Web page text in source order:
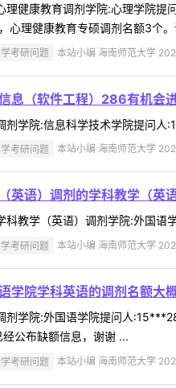
理健康教育调剂学院:心理学院
心理健康教育专硕调剂名额3个
考研问题 本站小编 海南师范大学
息（软件工程）286有机会
剂学院:信息科学技术学院提问
考研问题 本站小编 海南师范大学
英语）调剂的学科教学（英
科教学（英语）调剂学院:外国
考研问题 本站小编 海南师范大学
学院学科英语的调剂名额大
剂学院:外国语学院提问人
经公布缺额信息，谢谢 ...
考研问题 本站小编 海南师范大学